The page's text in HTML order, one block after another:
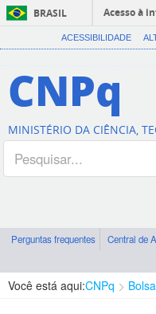
BRASIL
Acesso à
ACESSIBILIDADE
CNPq
MINISTÉRIO DA CIÊNCIA,
Perguntas frequentes Central de
Você está aqui:CNPq